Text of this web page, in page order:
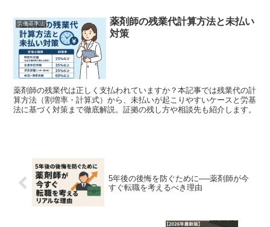
労働基準法
薬剤師の残業代計算方法と未払い
対策
薬剤師の残業代は正しく支払われていますか？本記事では残業代の計
算方法（割増率・計算式）から、未払いが起こりやすいケースと労基
法に基づく対策まで徹底解説。証拠の残し方や相談先も紹介します。
5年後の後悔を防ぐために──薬剤師が今
すぐ転職を考えるべき理由